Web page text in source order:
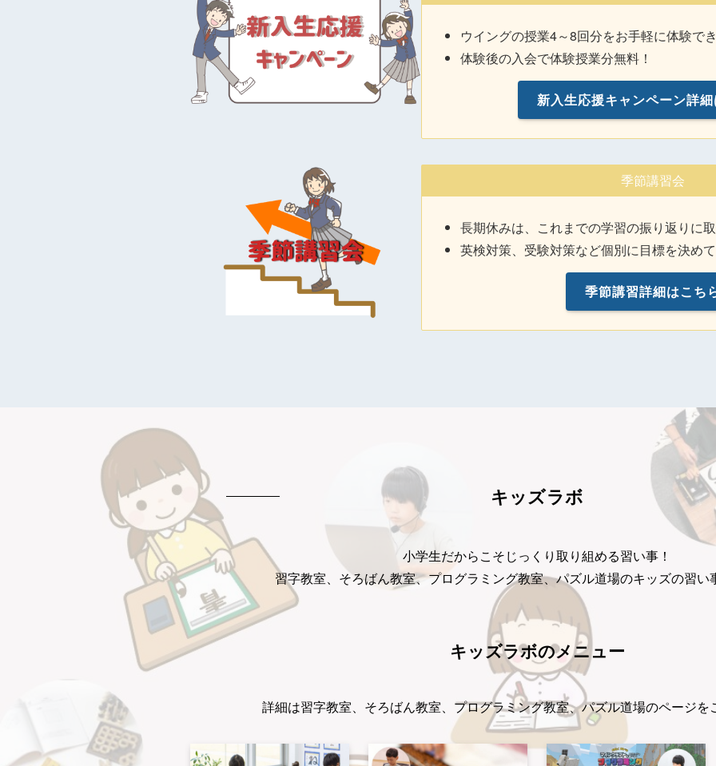
ウイングの授業4～8回分をお手軽に体験で
体験後の入会で体験授業分無料！
新入生応援キャンペーン詳
季節講習会
長期休みは、これまでの学習の振り返りに
英検対策、受験対策など個別に目標を決め
季節講習詳細はこち
キッズラボ
小学生だからこそじっくり取り組める習い事！
習字教室、そろばん教室、プログラミング教室、パズル道場のキッズの習い
キッズラボのメニュー
詳細は習字教室、そろばん教室、プログラミング教室、パズル道場のページを